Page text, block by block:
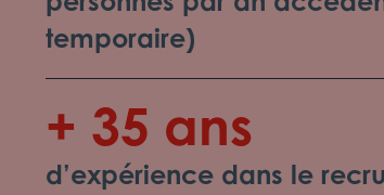
temporaire)
+ 35 ans
d’expérience dans le